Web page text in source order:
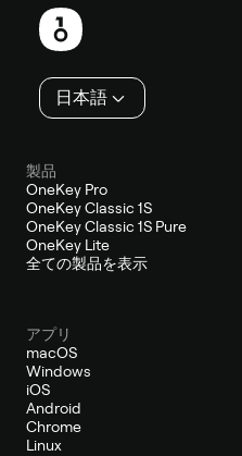
日本語
製品
OneKey Pro
OneKey Classic 1S
OneKey Classic 1S Pure
OneKey Lite
全ての製品を表示
アプリ
macOS
Windows
iOS
Android
Chrome
Linux